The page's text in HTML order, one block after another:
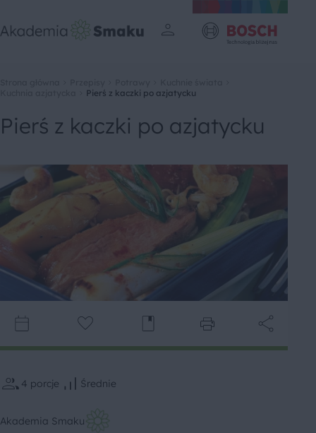
Pierś z kaczki po azjatycku
Pierś z kaczki po azjatycku
4 porcje Średnie
Akademia Smaku